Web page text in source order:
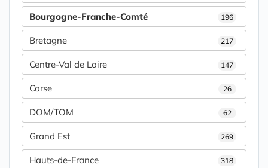
Bourgogne-Franche-Comté 196
Bretagne 217
Centre-Val de Loire 147
Corse 26
DOM/TOM 62
Grand Est 269
Hauts-de-France 318